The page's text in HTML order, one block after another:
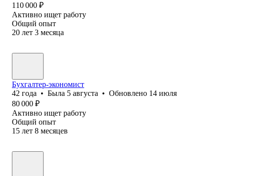
110 000 ₽
Активно ищет работу
Общий опыт
20 лет 3 месяца
Бухгалтер-экономист
42 года • Была 5 августа • Обновлено 14 июля
80 000 ₽
Активно ищет работу
Общий опыт
15 лет 8 месяцев